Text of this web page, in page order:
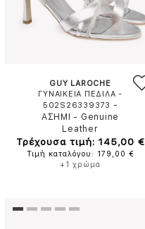
GUY LAROCHE
ΓΥΝΑΙΚΕΙΑ ΠΕΔΙΛΑ -
502S26339373 -
ΑΣΗΜΙ
- Genuine
Leather
Τρέχουσα τιμή: 145,00 €
Τιμή καταλόγου: 179,00 €
+1 χρώμα